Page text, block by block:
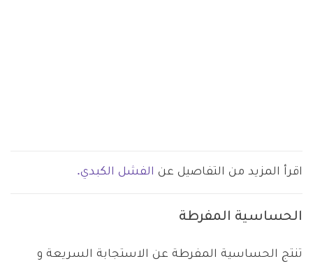
اقرأ المزيد من التفاصيل عن الفشل الكبدي.
الحساسية المفرطة
تنتج الحساسية المفرطة عن الاستجابة السريعة و